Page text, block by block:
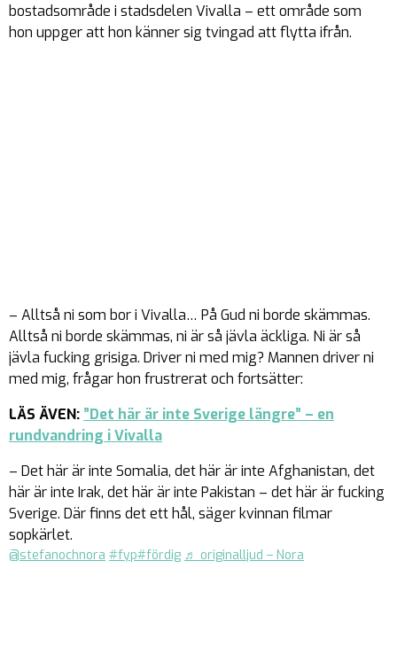
bostadsområde i stadsdelen Vivalla – ett område som
hon uppger att hon känner sig tvingad att flytta ifrån.
– Alltså ni som bor i Vivalla… På Gud ni borde skämmas.
Alltså ni borde skämmas, ni är så jävla äckliga. Ni är så
jävla fucking grisiga. Driver ni med mig? Mannen driver ni
med mig, frågar hon frustrerat och fortsätter:
LÄS ÄVEN: ”Det här är inte Sverige längre” – en
rundvandring i Vivalla
– Det här är inte Somalia, det här är inte Afghanistan, det
här är inte Irak, det här är inte Pakistan – det här är fucking
Sverige. Där finns det ett hål, säger kvinnan filmar
sopkärlet.
@stefanochnora #fyp#fördig ♬ originalljud – Nora